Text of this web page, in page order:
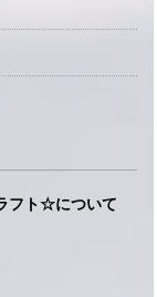
フト☆について